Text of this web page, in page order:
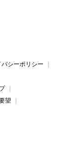
バシーポリシー
望